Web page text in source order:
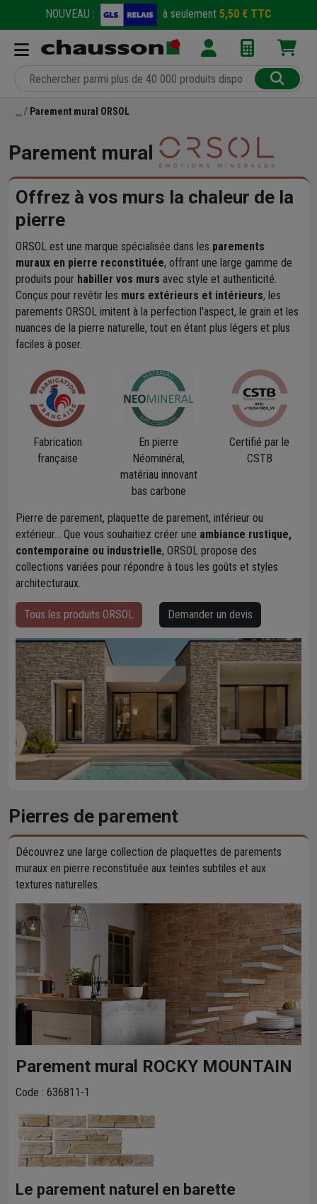
NOUVEAU : à seulement 5,50 € TTC
Parement mural ORSOL
Parement mural
Offrez à vos murs la chaleur de la
pierre
ORSOL est une marque spécialisée dans les parements
muraux en pierre reconstituée, offrant une large gamme de
produits pour habiller vos murs avec style et authenticité.
Conçus pour revêtir les murs extérieurs et intérieurs, les
parements ORSOL imitent à la perfection l'aspect, le grain et les
nuances de la pierre naturelle, tout en étant plus légers et plus
faciles à poser.
Fabrication
française
En pierre
Néominéral,
matériau innovant
bas carbone
Certifié par le
CSTB
Pierre de parement, plaquette de parement, intérieur ou
extérieur... Que vous souhaitiez créer une ambiance rustique,
contemporaine ou industrielle, ORSOL propose des
collections variées pour répondre à tous les goûts et styles
architecturaux.
Tous les produits ORSOL Demander un devis
Pierres de parement
Découvrez une large collection de plaquettes de parements
muraux en pierre reconstituée aux teintes subtiles et aux
textures naturelles.
Parement mural ROCKY MOUNTAIN
Code : 636811-1
Le parement naturel en barette